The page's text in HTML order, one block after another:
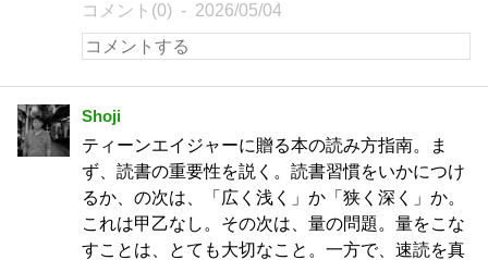
コメント(0) 2026/05/04
Shoji
ティーンエイジャーに贈る本の読み方指南。ま
ず、読書の重要性を説く。読書習慣をいかにつけ
るか、の次は、「広く浅く」か「狭く深く」か。
これは甲乙なし。その次は、量の問題。量をこな
すことは、とても大切なこと。一方で、速読を真